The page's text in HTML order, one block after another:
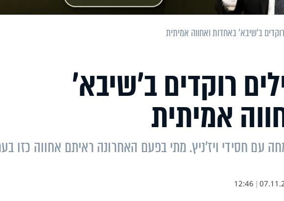
רוקדים ב'שיבא' באחדות ואחווה אמיתית
רוקדים ב'שיבא'
אמיתית
עם חסידי ויז'ניץ. מתי בפעם האחרונה ראיתם אחווה כזו
|
12:46